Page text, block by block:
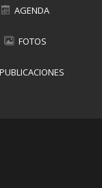
AGENDA
FOTOS
PUBLICACIONES